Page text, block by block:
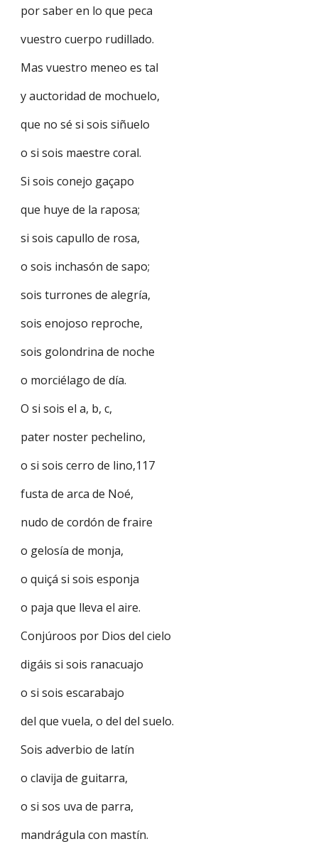
por saber en lo que peca
vuestro cuerpo rudillado.
Mas vuestro meneo es tal
y auctoridad de mochuelo,
que no sé si sois siñuelo
o si sois maestre coral.
Si sois conejo gaçapo
que huye de la raposa;
si sois capullo de rosa,
o sois inchasón de sapo;
sois turrones de alegría,
sois enojoso reproche,
sois golondrina de noche
o morciélago de día.
O si sois el a, b, c,
pater noster pechelino,
o si sois cerro de lino,117
fusta de arca de Noé,
nudo de cordón de fraire
o gelosía de monja,
o quiçá si sois esponja
o paja que lleva el aire.
Conjúroos por Dios del cielo
digáis si sois ranacuajo
o si sois escarabajo
del que vuela, o del del suelo.
Sois adverbio de latín
o clavija de guitarra,
o si sos uva de parra,
mandrágula con mastín.